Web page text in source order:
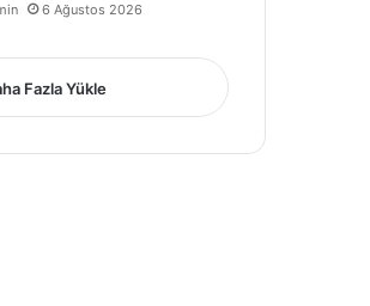
6 Ağustos 2026
Fazla Yükle